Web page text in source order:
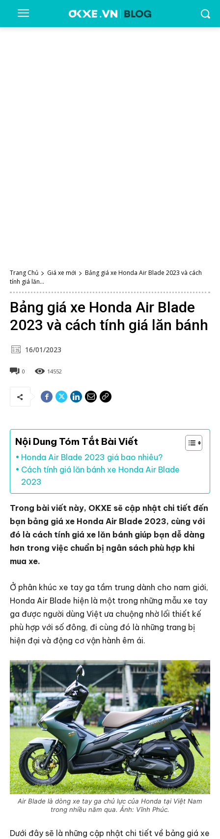
Trang Chủ Giá xe mới
Bảng giá xe Honda Air Blade 2023 và cách
tính giá lăn...
Bảng giá xe Honda Air Blade
2023 và cách tính giá lăn bánh
16/01/2023
0 14552
Nội Dung Tóm Tắt Bài Viết
Honda Air Blade 2023 giá bao nhiêu?
Cách tính giá lăn bánh xe Honda Air Blade
2023
Trong bài viết này, OKXE sẽ cập nhật chi tiết đến
bạn bảng giá xe Honda Air Blade 2023, cùng với
đó là cách tính giá xe lăn bánh giúp bạn dễ dàng
hơn trong việc chuẩn bị ngân sách phù hợp khi
mua xe.
Ở phân khúc xe tay ga tầm trung dành cho nam giới,
Honda Air Blade hiện là một trong những mẫu xe tay
ga được người dùng Việt ưa chuộng nhờ lối thiết kế
phù hợp với số đông, đi cùng đó là những trang bị
hiện đại và động cơ vận hành êm ái.
Air Blade là dòng xe tay ga chủ lực của Honda tại Việt Nam
trong nhiều năm qua. Ảnh: Vĩnh Phúc.
Dưới đây sẽ là những cập nhật chi tiết về bảng giá xe